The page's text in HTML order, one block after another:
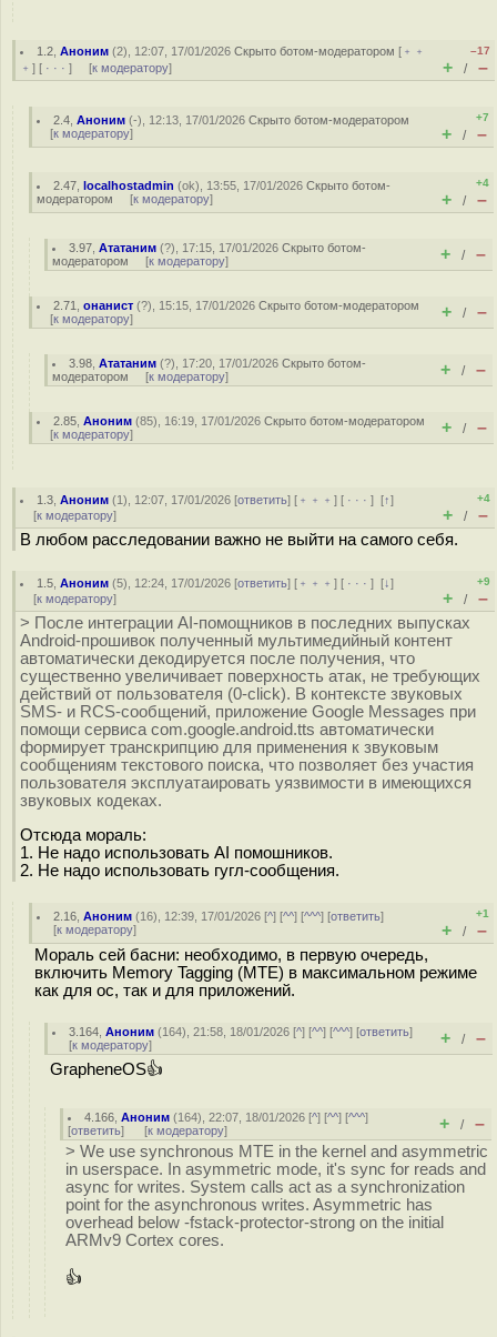
1.2 ,Аноним (2), 12:07, 17/01/2026Скрыто ботом-модератором [ ﹢﹢
﹢ ] [ · · · ] [к модератору]
–17
+ / –
2.4 ,Аноним (-), 12:13, 17/01/2026Скрыто ботом-модератором
[к модератору]
+7
+ / –
2.47 ,localhostadmin (ok), 13:55, 17/01/2026Скрыто ботом-
модератором [к модератору]
+4
+ / –
3.97 ,Ататаним (?), 17:15, 17/01/2026Скрыто ботом-
модератором [к модератору] + / –
2.71 ,онанист (?), 15:15, 17/01/2026Скрыто ботом-модератором
[к модератору] + / –
3.98 ,Ататаним (?), 17:20, 17/01/2026Скрыто ботом-
модератором [к модератору] + / –
2.85 ,Аноним (85), 16:19, 17/01/2026Скрыто ботом-модератором
[к модератору] + / –
1.3 ,Аноним (1), 12:07, 17/01/2026 [ответить] [ ﹢﹢﹢] [ · · ·][↑]
[к модератору]
+4
+ / –
В любом расследовании важно не выйти на самого себя.
1.5 ,Аноним (5), 12:24, 17/01/2026 [ответить] [ ﹢﹢﹢] [ · · ·][↓]
[к модератору]
+9
+ / –
> После интеграции AI-помощников в последних выпусках
Android-прошивок полученный мультимедийный контент
автоматически декодируется после получения, что
существенно увеличивает поверхность атак, не требующих
действий от пользователя (0-click). В контексте звуковых
SMS- и RCS-сообщений, приложение Google Messages при
помощи сервиса com.google.android.tts автоматически
формирует транскрипцию для применения к звуковым
сообщениям текстового поиска, что позволяет без участия
пользователя эксплуатаировать уязвимости в имеющихся
звуковых кодеках.
Отсюда мораль:
1. Не надо использовать AI помошников.
2. Не надо использовать гугл-сообщения.
2.16 ,Аноним (16), 12:39, 17/01/2026 [^] [^^] [^^^] [ответить]
[к модератору]
+1
+ / –
Мораль сей басни: необходимо, в первую очередь,
включить Memory Tagging (MTE) в максимальном режиме
как для ос, так и для приложений.
3.164 ,Аноним (164), 21:58, 18/01/2026 [^] [^^] [^^^] [ответить]
[к модератору] + / –
GrapheneOS👍
4.166 ,Аноним (164), 22:07, 18/01/2026 [^] [^^] [^^^]
[ответить] [к модератору] + / –
> We use synchronous MTE in the kernel and asymmetric
in userspace. In asymmetric mode, it's sync for reads and
async for writes. System calls act as a synchronization
point for the asynchronous writes. Asymmetric has
overhead below -fstack-protector-strong on the initial
ARMv9 Cortex cores.
👍